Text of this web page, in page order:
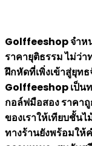
Golffeeshop จำห
ราคายุติธรรม ไม่ว่
ฝึกหัดที่เพิ่งเข้าสู่ยุท
Golffeeshop เป็น
กอล์ฟมือสอง ราคา
ของเราให้เทียบชั้น
ทางร้านยังพร้อมให้